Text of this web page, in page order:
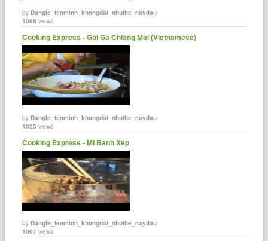
byDangle_tenminh_khongdai_nhuthe_naydau
1068 views
Cooking Express - Goi Ga Chiang Mai (Vietnamese)
byDangle_tenminh_khongdai_nhuthe_naydau
1025 views
Cooking Express - Mi Banh Xep
byDangle_tenminh_khongdai_nhuthe_naydau
1007 views